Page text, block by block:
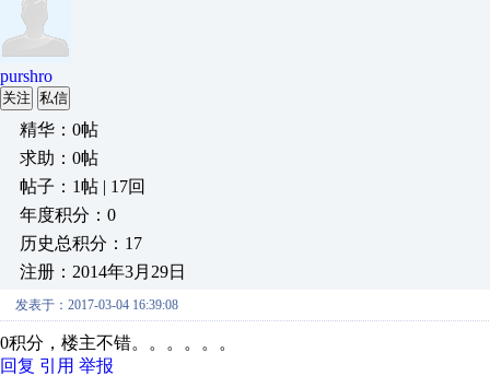
purshro
关注 私信
精华：0帖
求助：0帖
帖子：1帖 | 17回
年度积分：0
历史总积分：17
注册：2014年3月29日
发表于：2017-03-04 16:39:08
0积分，楼主不错。。。。。。
回复 引用 举报